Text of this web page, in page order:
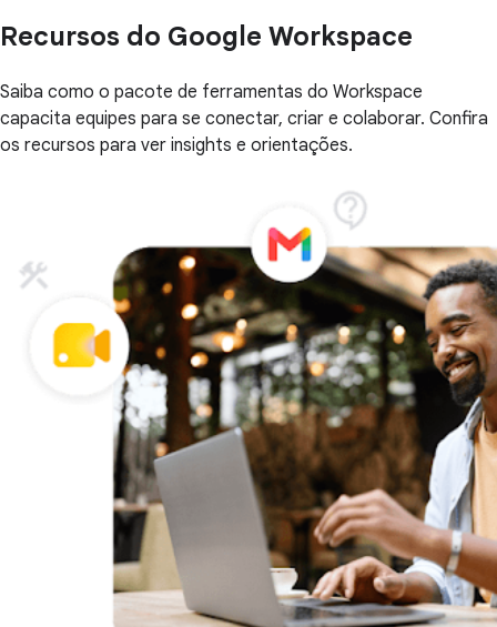
Recursos do Google Workspace
Saiba como o pacote de ferramentas do Workspace
capacita equipes para se conectar, criar e colaborar. Confira
os recursos para ver insights e orientações.